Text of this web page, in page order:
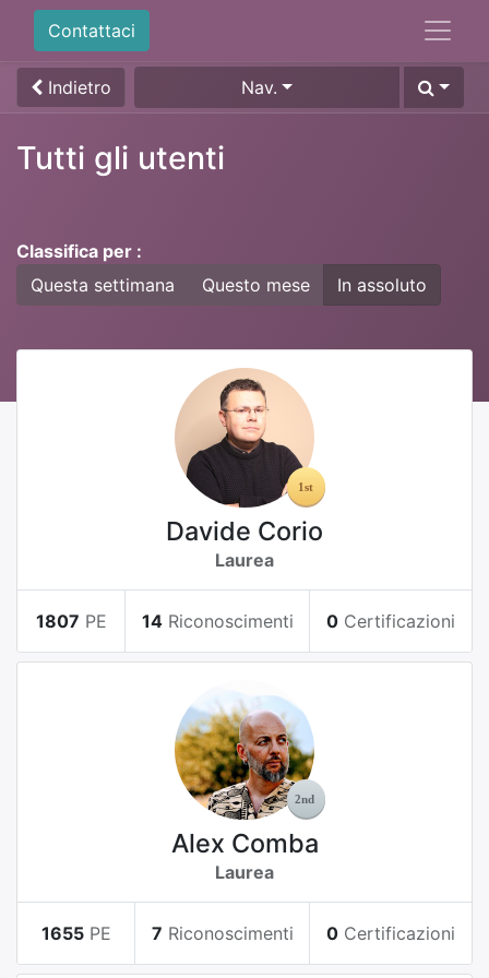
Contattaci
Indietro Nav.
Tutti gli utenti
Classifica per :
Questa settimana
Questo mese In assoluto
Davide Corio
Laurea
1807 PE 14 Riconoscimenti 0 Certificazioni
Alex Comba
Laurea
1655 PE 7 Riconoscimenti 0 Certificazioni